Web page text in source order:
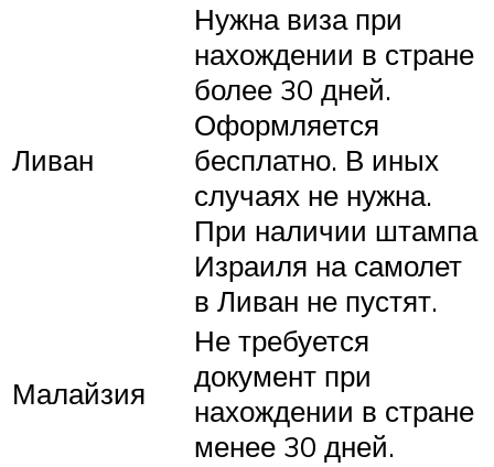
Ливан
Нужна виза при
нахождении в стране
более 30 дней.
Оформляется
бесплатно. В иных
случаях не нужна.
При наличии штампа
Израиля на самолет
в Ливан не пустят.
Малайзия
Не требуется
документ при
нахождении в стране
менее 30 дней.